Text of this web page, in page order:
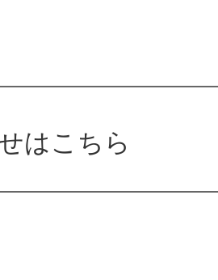
はこちら